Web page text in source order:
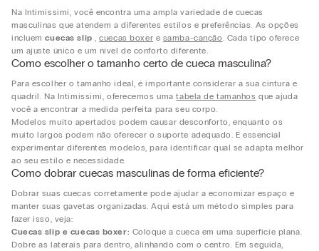
Na Intimissimi, você encontra uma ampla variedade de cuecas
masculinas que atendem a diferentes estilos e preferências. As opções
incluemcuecas slip ,cuecas boxer e samba-canção. Cada tipo oferece
um ajuste único e um nível de conforto diferente.
Como escolher o tamanho certo de cueca masculina?
Para escolher o tamanho ideal, é importante considerar a sua cintura e
quadril. Na Intimissimi, oferecemos umatabela de tamanhos que ajuda
você a encontrar a medida perfeita para seu corpo.
Modelos muito apertados podem causar desconforto, enquanto os
muito largos podem não oferecer o suporte adequado. É essencial
experimentar diferentes modelos, para identificar qual se adapta melhor
ao seu estilo e necessidade.
Como dobrar cuecas masculinas de forma eficiente?
Dobrar suas cuecas corretamente pode ajudar a economizar espaço e
manter suas gavetas organizadas. Aqui está um método simples para
fazer isso, veja:
Cuecas slip e cuecas boxer: Coloque a cueca em uma superfície plana.
Dobre as laterais para dentro, alinhando com o centro. Em seguida,